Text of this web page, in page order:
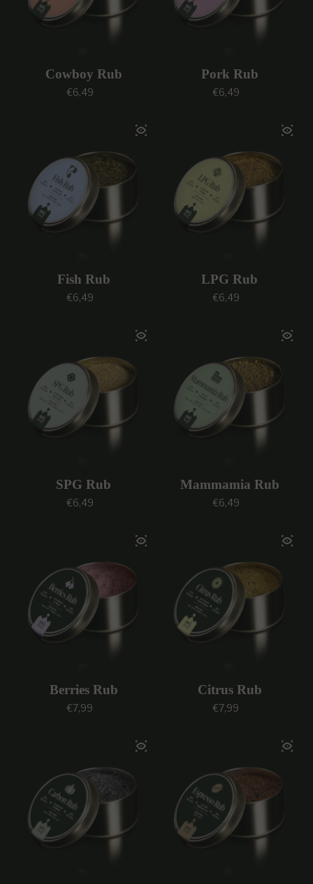
Cowboy Rub
Prezzo regolare
€6,49
Pork Rub
Prezzo regolare
€6,49
Fish Rub
Prezzo regolare
€6,49
LPG Rub
Prezzo regolare
€6,49
SPG Rub
Prezzo regolare
€6,49
Mammamia Rub
Prezzo regolare
€6,49
Berries Rub
Prezzo regolare
€7,99
Citrus Rub
Prezzo regolare
€7,99